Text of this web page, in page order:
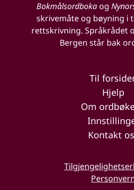
Bokmålsordbokaog
skrivemåte og bøyning i
rettskrivning. Språkrådet
Bergen står bak
Til
Hjelp
Om
Kontakt